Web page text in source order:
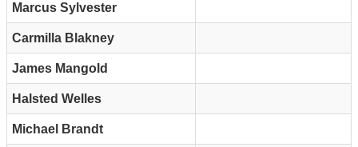
Marcus Sylvester
Carmilla Blakney
James Mangold
Halsted Welles
Michael Brandt